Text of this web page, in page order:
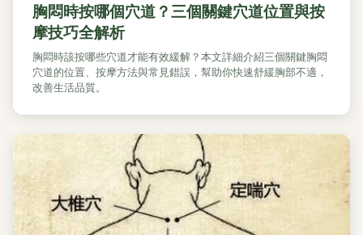
胸悶時按哪個穴道？三個關鍵穴道位置與按
摩技巧全解析
胸悶時該按哪些穴道才能有效緩解？本文詳細介紹三個關鍵胸悶
穴道的位置、按摩方法與常見錯誤，幫助你快速舒緩胸部不適，
改善生活品質。